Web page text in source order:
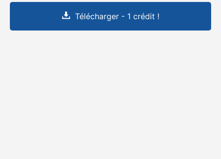
Télécharger - 1 crédit !